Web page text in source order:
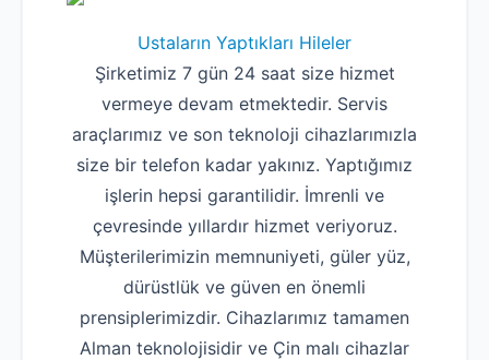
Ustaların Yaptıkları Hileler
Şirketimiz 7 gün 24 saat size hizmet
vermeye devam etmektedir. Servis
araçlarımız ve son teknoloji cihazlarımızla
size bir telefon kadar yakınız. Yaptığımız
işlerin hepsi garantilidir. İmrenli ve
çevresinde yıllardır hizmet veriyoruz.
Müşterilerimizin memnuniyeti, güler yüz,
dürüstlük ve güven en önemli
prensiplerimizdir. Cihazlarımız tamamen
Alman teknolojisidir ve Çin malı cihazlar